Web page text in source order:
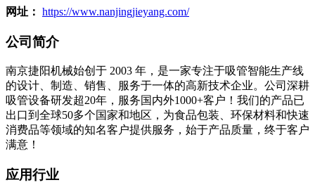
网址： https://www.nanjingjieyang.com/
公司简介
南京捷阳机械始创于 2003 年，是一家专注于吸管智能生产线
的设计、制造、销售、服务于一体的高新技术企业。公司深耕
吸管设备研发超20年，服务国内外1000+客户！我们的产品已
出口到全球50多个国家和地区，为食品包装、环保材料和快速
消费品等领域的知名客户提供服务，始于产品质量，终于客户
满意！
应用行业